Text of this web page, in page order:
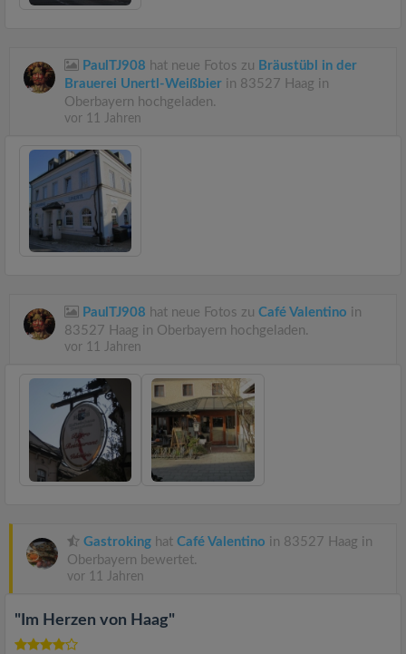
PaulTJ908 hat neue Fotos zu Bräustübl in der
Brauerei Unertl-Weißbier in 83527 Haag in
Oberbayern hochgeladen.
vor 11 Jahren
PaulTJ908 hat neue Fotos zu Café Valentino in
83527 Haag in Oberbayern hochgeladen.
vor 11 Jahren
Gastroking hat Café Valentino in 83527 Haag in
Oberbayern bewertet.
vor 11 Jahren
"Im Herzen von Haag"